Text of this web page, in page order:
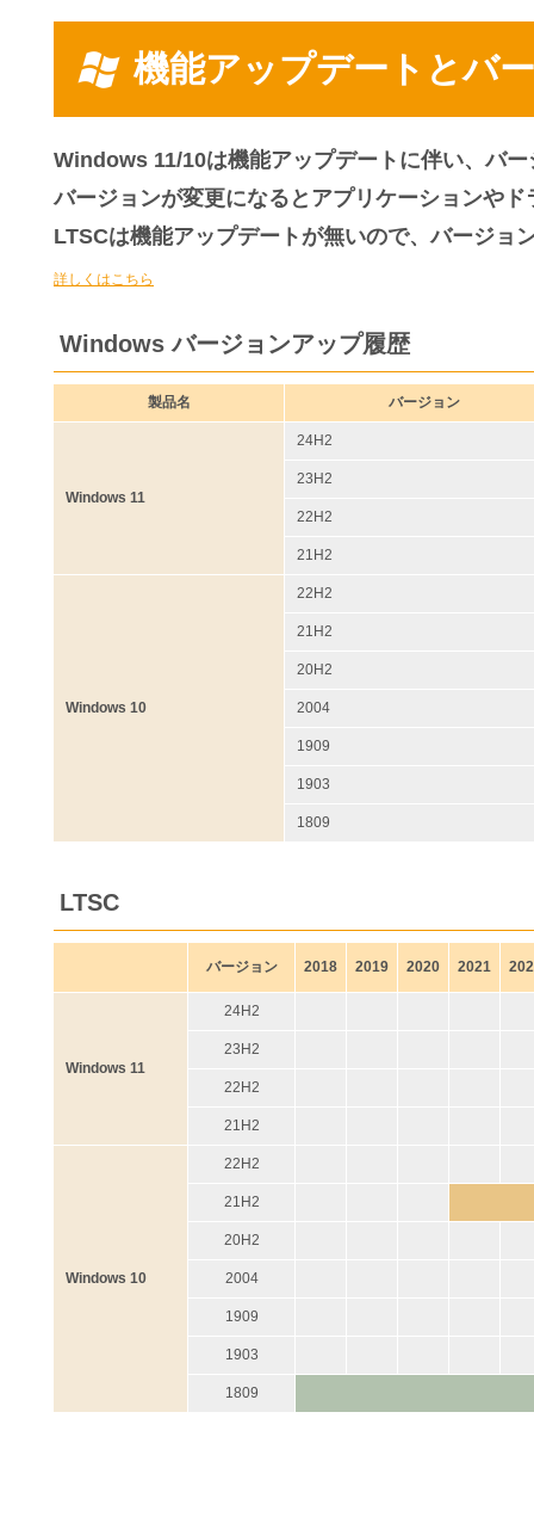
機能アップデートとバ
Windows 11/10は機能アップデートに伴い、バ
バージョンが変更になるとアプリケーションや
LTSCは機能アップデートが無いので、バージョ
詳しくはこちら
Windows バージョンアップ履歴
製品名 バージョン
Windows 11
24H2
23H2
22H2
21H2
Windows 10
22H2
21H2
20H2
2004
1909
1903
1809
LTSC
バージョン 2018 2019 2020 2021
Windows 11
24H2
23H2
22H2
21H2
Windows 10
22H2
21H2
20H2
2004
1909
1903
1809